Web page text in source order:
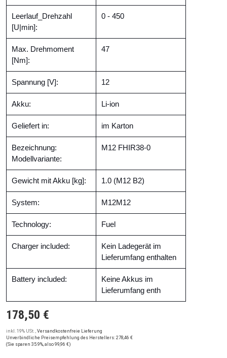
Leerlauf_Drehzahl
[U|min]:
0 - 450
Max. Drehmoment
[Nm]:
47
Spannung [V]: 12
Akku: Li-ion
Geliefert in: im Karton
Bezeichnung:
Modellvariante:
M12 FHIR38-0
Gewicht mit Akku [kg]: 1.0 (M12 B2)
System: M12M12
Technology: Fuel
Charger included:
Kein Ladegerät im
Lieferumfang enthalten
Battery included:
Keine Akkus im
Lieferumfang enth
178,50 €
inkl. 19% USt. , Versandkostenfreie Lieferung
Unverbindliche Preisempfehlung des Herstellers: 278,46 €
(Sie sparen 35.9%, also 99,96 €)